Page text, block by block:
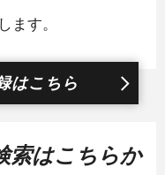
ます。
はこちら
索はこちらか